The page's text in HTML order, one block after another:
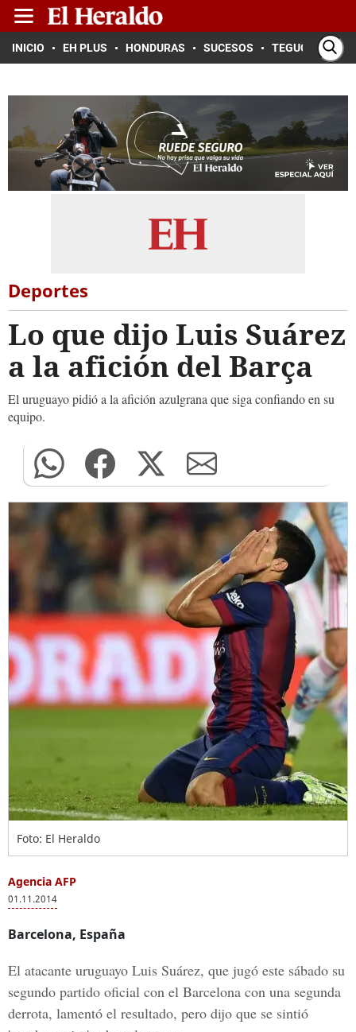
INICIO EH PLUS HONDURAS SUCESOS TEGUCIGALPA
Deportes
Lo que dijo Luis Suárez
a la afición del Barça
El uruguayo pidió a la afición azulgrana que siga confiando en su
equipo.
Foto: El Heraldo
Agencia AFP
01.11.2014
Barcelona, España
El atacante uruguayo Luis Suárez, que jugó este sábado su
segundo partido oficial con el Barcelona con una segunda
derrota, lamentó el resultado, pero dijo que se sintió